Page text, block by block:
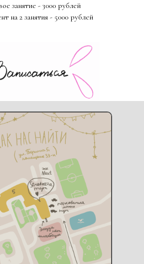
занятие - 3000 рублей
на 2 занятия - 5000 рублей